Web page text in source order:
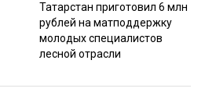
Татарстан приготовил 6 млн
рублей на матподдержку
молодых специалистов
лесной отрасли